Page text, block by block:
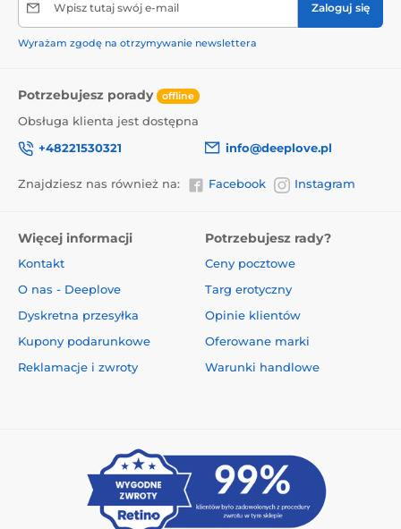
Wpisz tutaj swój e-mail Zaloguj się
Wyrażam zgodę na otrzymywanie newslettera
Potrzebujesz porady offline
Obsługa klienta jest dostępna
+48221530321
info@deeplove.pl
Znajdziesz nas również na: Facebook Instagram
Więcej informacji
Kontakt
O nas - Deeplove
Dyskretna przesyłka
Kupony podarunkowe
Reklamacje i zwroty
Potrzebujesz rady?
Ceny pocztowe
Targ erotyczny
Opinie klientów
Oferowane marki
Warunki handlowe